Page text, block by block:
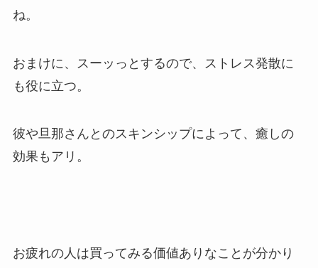
ね。
おまけに、スーッっとするので、ストレス発散に
も役に立つ。
彼や旦那さんとのスキンシップによって、癒しの
効果もアリ。
お疲れの人は買ってみる価値ありなことが分かり